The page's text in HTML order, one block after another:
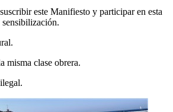
este Manifiesto y participar en esta
misma clase obrera.